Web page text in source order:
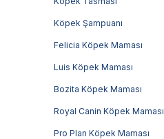
Köpek Şampuanı
Felicia Köpek Maması
Luis Köpek Maması
Bozita Köpek Maması
Royal Canin Köpek Maması
Pro Plan Köpek Maması